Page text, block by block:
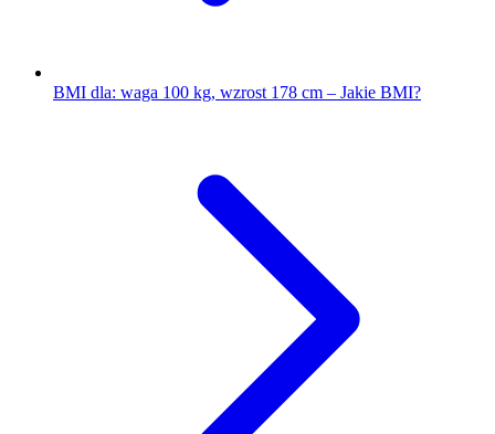
BMI dla: waga 100 kg, wzrost 178 cm – Jakie BMI?